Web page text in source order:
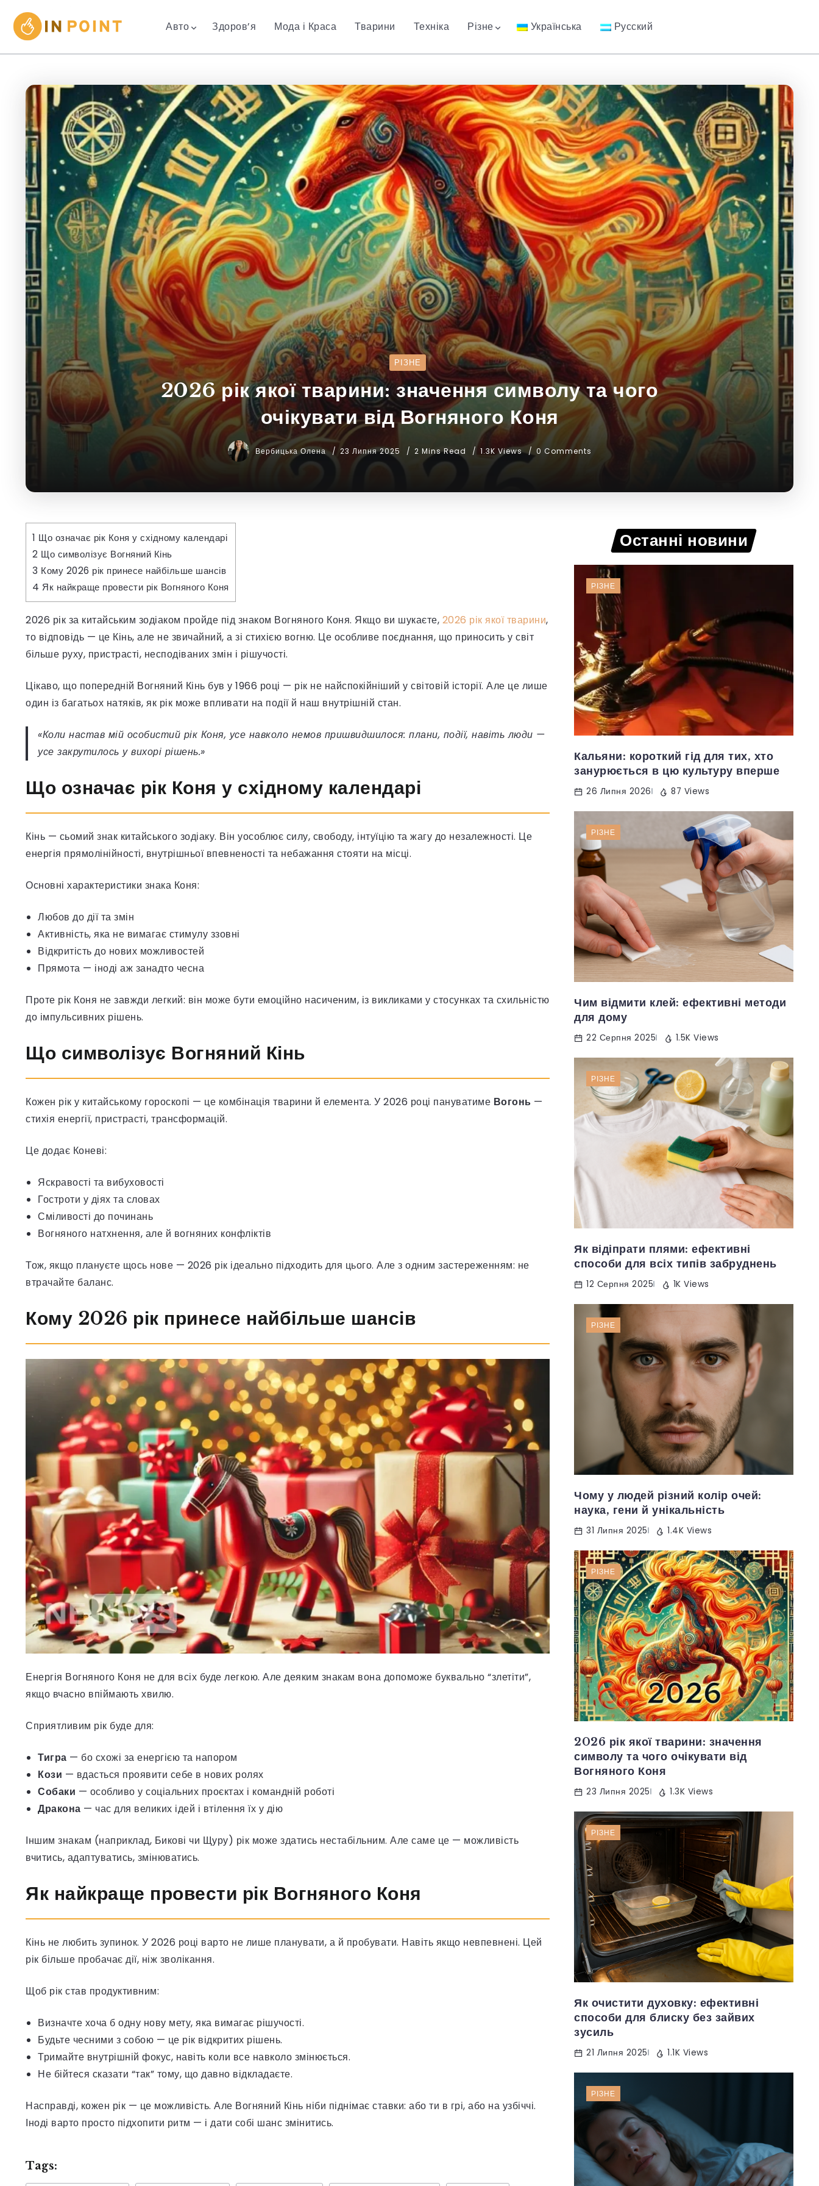
Авто Здоров’я Мода і Краса Тварини Техніка Різне Українська Русский
РІЗНЕ
2026 рік якої тварини: значення символу та чого
очікувати від Вогняного Коня
Вербицька Олена 23 Липня 2025 2 Mins Read 1.3K Views 0 Comments
1 Що означає рік Коня у східному календарі
2 Що символізує Вогняний Кінь
3 Кому 2026 рік принесе найбільше шансів
4 Як найкраще провести рік Вогняного Коня
2026 рік за китайським зодіаком пройде під знаком Вогняного Коня. Якщо ви шукаєте, 2026 рік якої тварини,
то відповідь — це Кінь, але не звичайний, а зі стихією вогню. Це особливе поєднання, що приносить у світ
більше руху, пристрасті, несподіваних змін і рішучості.
Цікаво, що попередній Вогняний Кінь був у 1966 році — рік не найспокійніший у світовій історії. Але це лише
один із багатьох натяків, як рік може впливати на події й наш внутрішній стан.
«Коли настав мій особистий рік Коня, усе навколо немов пришвидшилося: плани, події, навіть люди —
усе закрутилось у вихорі рішень.»
Що означає рік Коня у східному календарі
Кінь — сьомий знак китайського зодіаку. Він уособлює силу, свободу, інтуїцію та жагу до незалежності. Це
енергія прямолінійності, внутрішньої впевненості та небажання стояти на місці.
Основні характеристики знака Коня:
Любов до дії та змін
Активність, яка не вимагає стимулу ззовні
Відкритість до нових можливостей
Прямота — іноді аж занадто чесна
Проте рік Коня не завжди легкий: він може бути емоційно насиченим, із викликами у стосунках та схильністю
до імпульсивних рішень.
Що символізує Вогняний Кінь
Кожен рік у китайському гороскопі — це комбінація тварини й елемента. У 2026 році пануватиме Вогонь —
стихія енергії, пристрасті, трансформацій.
Це додає Коневі:
Яскравості та вибуховості
Гостроти у діях та словах
Сміливості до починань
Вогняного натхнення, але й вогняних конфліктів
Тож, якщо плануєте щось нове — 2026 рік ідеально підходить для цього. Але з одним застереженням: не
втрачайте баланс.
Кому 2026 рік принесе найбільше шансів
Енергія Вогняного Коня не для всіх буде легкою. Але деяким знакам вона допоможе буквально “злетіти”,
якщо вчасно впіймають хвилю.
Сприятливим рік буде для:
Тигра — бо схожі за енергією та напором
Кози — вдасться проявити себе в нових ролях
Собаки — особливо у соціальних проєктах і командній роботі
Дракона — час для великих ідей і втілення їх у дію
Іншим знакам (наприклад, Бикові чи Щуру) рік може здатись нестабільним. Але саме це — можливість
вчитись, адаптуватись, змінюватись.
Як найкраще провести рік Вогняного Коня
Кінь не любить зупинок. У 2026 році варто не лише планувати, а й пробувати. Навіть якщо невпевнені. Цей
рік більше пробачає дії, ніж зволікання.
Щоб рік став продуктивним:
Визначте хоча б одну нову мету, яка вимагає рішучості.
Будьте чесними з собою — це рік відкритих рішень.
Тримайте внутрішній фокус, навіть коли все навколо змінюється.
Не бійтеся сказати “так” тому, що давно відкладаєте.
Насправді, кожен рік — це можливість. Але Вогняний Кінь ніби піднімає ставки: або ти в грі, або на узбіччі.
Іноді варто просто підхопити ритм — і дати собі шанс змінитись.
Tags:
Останні новини
РІЗНЕ
Кальяни: короткий гід для тих, хто
занурюється в цю культуру вперше
26 Липня 2026 87 Views
РІЗНЕ
Чим відмити клей: ефективні методи
для дому
22 Серпня 2025 1.5K Views
РІЗНЕ
Як відіпрати плями: ефективні
способи для всіх типів забруднень
12 Серпня 2025 1K Views
РІЗНЕ
Чому у людей різний колір очей:
наука, гени й унікальність
31 Липня 2025 1.4K Views
РІЗНЕ
2026 рік якої тварини: значення
символу та чого очікувати від
Вогняного Коня
23 Липня 2025 1.3K Views
РІЗНЕ
Як очистити духовку: ефективні
способи для блиску без зайвих
зусиль
21 Липня 2025 1.1K Views
РІЗНЕ